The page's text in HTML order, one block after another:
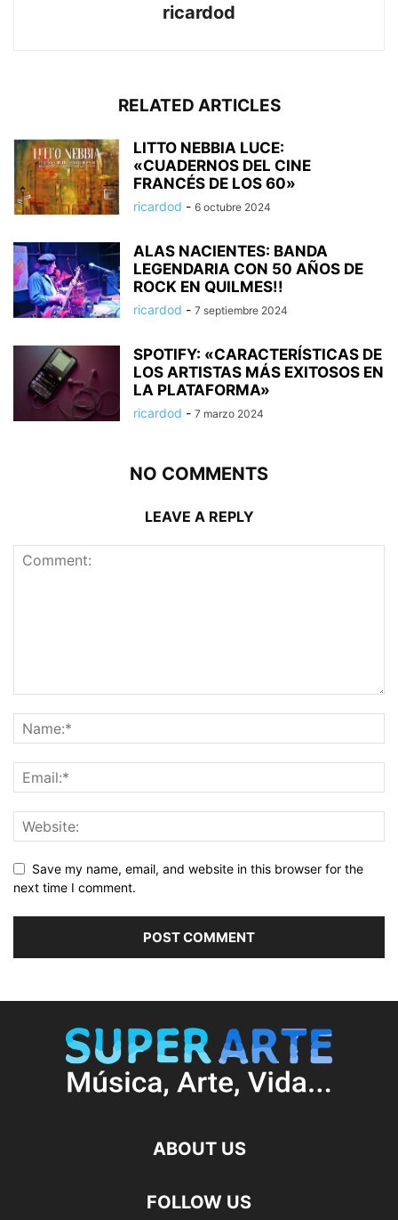
ricardod
RELATED ARTICLES
LITTO NEBBIA LUCE:
«CUADERNOS DEL CINE
FRANCÉS DE LOS 60»
ricardod - 6 octubre 2024
ALAS NACIENTES: BANDA
LEGENDARIA CON 50 AÑOS DE
ROCK EN QUILMES!!
ricardod - 7 septiembre 2024
SPOTIFY: «CARACTERÍSTICAS DE
LOS ARTISTAS MÁS EXITOSOS EN
LA PLATAFORMA»
ricardod - 7 marzo 2024
NO COMMENTS
LEAVE A REPLY
Save my name, email, and website in this browser for the
next time I comment.
ABOUT US
FOLLOW US